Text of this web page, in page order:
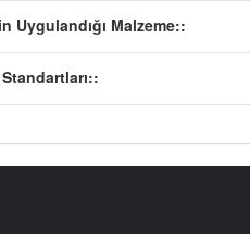
Uygulandığı Malzeme::